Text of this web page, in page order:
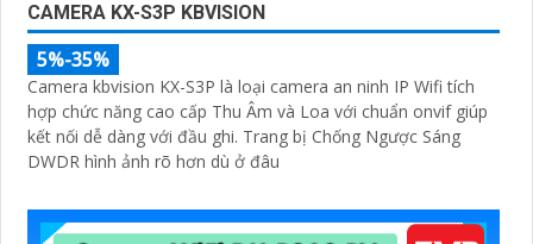
CAMERA KX-S3P KBVISION
5%-35%
Camera kbvision KX-S3P là loại camera an ninh IP Wifi tích
hợp chức năng cao cấp Thu Âm và Loa với chuẩn onvif giúp
kết nối dễ dàng với đầu ghi. Trang bị Chống Ngược Sáng
DWDR hình ảnh rõ hơn dù ở đâu